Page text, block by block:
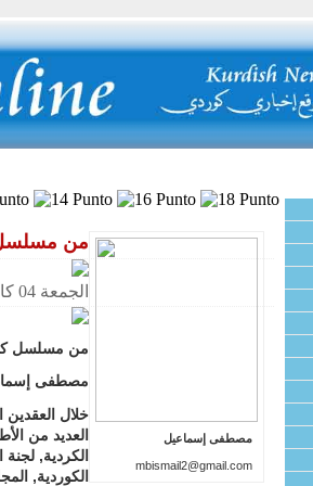
مصطفى إسماعيل
mbismail2@gmail.com
من مسلسل
الجمعة 04 كانون الثّاني / يناير 2013, 23:58
من مسلسل
مصطفى
خلال العقدين
العديد من
الكردية,
الكوردية,